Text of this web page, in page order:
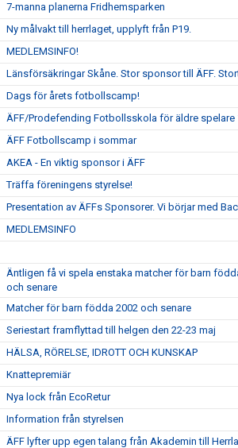
7-manna planerna Fridhemsparken
Ny målvakt till herrlaget, upplyft från P19.
MEDLEMSINFO!
Länsförsäkringar Skåne. Stor sponsor till ÄFF.
Dags för årets fotbollscamp!
ÄFF/Prodefending Fotbollsskola för äldre spelare
ÄFF Fotbollscamp i sommar
AKEA - En viktig sponsor i ÄFF
Träffa föreningens styrelse!
Presentation av ÄFFs Sponsorer. Vi börjar med
MEDLEMSINFO
Äntligen få vi spela enstaka matcher för barn
och senare
Matcher för barn födda 2002 och senare
Seriestart framflyttad till helgen den 22-23 maj
HÄLSA, RÖRELSE, IDROTT OCH KUNSKAP
Knattepremiär
Nya lock från EcoRetur
Information från styrelsen
ÄFF lyfter upp egen talang från Akademin till